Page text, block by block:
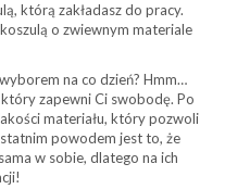
którą zakładasz do pracy.
o zwiewnym materiale
na co dzień? Hmm…
zapewni Ci swobodę. Po
materiału, który pozwoli
powodem jest to, że
w sobie, dlatego na ich